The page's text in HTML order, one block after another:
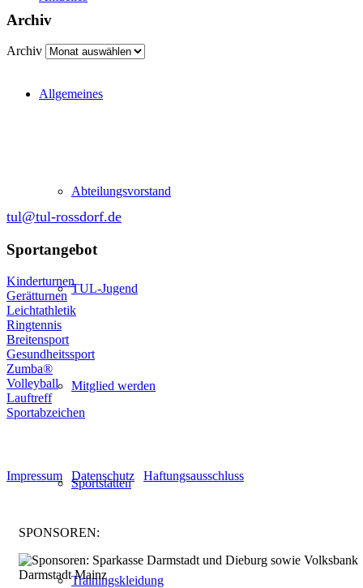
Allgemeines
Abteilungsvorstand
TUL-Jugend
Mitglied werden
Sportstätten
Trainingskleidung
Archiv
Archiv
tul@tul-rossdorf.de
Sportangebot
Kinderturnen
Gerätturnen
Leichtathletik
Ringtennis
Breitensport
Gesundheitssport
Zumba®
Volleyball
Lauftreff
Sportabzeichen
Impressum Datenschutz Haftungsausschluss
SPONSOREN: